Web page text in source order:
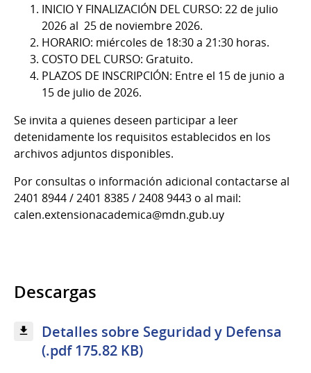
INICIO Y FINALIZACIÓN DEL CURSO: 22 de julio
2026 al 25 de noviembre 2026.
HORARIO: miércoles de 18:30 a 21:30 horas.
COSTO DEL CURSO: Gratuito.
PLAZOS DE INSCRIPCIÓN: Entre el 15 de junio a
15 de julio de 2026.
Se invita a quienes deseen participar a leer
detenidamente los requisitos establecidos en los
archivos adjuntos disponibles.
Por consultas o información adicional contactarse al
2401 8944 / 2401 8385 / 2408 9443 o al mail:
calen.extensionacademica@mdn.gub.uy
Descargas
Detalles sobre Seguridad y Defensa
(.pdf 175.82 KB)